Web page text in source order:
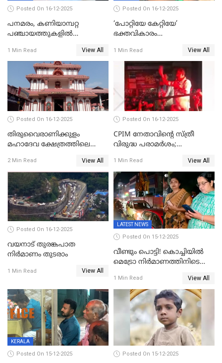
Posted On 16-12-2025
പനമരം, കണിയാമ്പറ്റ
പഞ്ചായത്തുകളിൽ
സ്ഥാപനങ്ങൾക്ക് അവധി
1 Min Read View All
Posted On 16-12-2025
‘പോറ്റിയേ കേറ്റിയേ’
ഭക്തവികാരം
ഡിജിപിക്ക് പരാതി; ശക്തമായ
നടപടി വേണമെന്നു
സിപിഐഎമ്മും
1 Min Read View All
Posted On 16-12-2025
തിരുവൈരാണിക്കുളം
മഹാദേവ ക്ഷേത്രത്തിലെ
ജനുവരി 2 ന് തുടക്കമാകും
2 Min Read View All
Posted On 16-12-2025
CPIM നേതാവിൻ്റെ സ്ത്രീ
വിരുദ്ധ പരാമർശം;
1 Min Read View All
Posted On 16-12-2025
വയനാട് തുരങ്കപാത
നിർമാണം തുടരാം
1 Min Read View All
LATEST NEWS
Posted On 15-12-2025
വീണ്ടും പൊട്ടി! കൊച്ചിയിൽ
മെട്രോ നിർമാണത്തിനിടെ
റോഡിൽ ഗതാഗത കുരുക്ക്,
കലൂർ സ്റ്റേഡിയം റോഡ്
ഉപരോധിച്ച് കോൺഗ്രസ്
1 Min Read View All
KERALA
Posted On 15-12-2025 Posted On 15-12-2025